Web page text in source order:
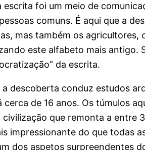
escrita foi um meio de
comuns. É aqui que a
mas também os
este alfabeto mais antigo.
da escrita.
a descoberta conduz estudos
cerca de 16 anos. Os túmulos
civilização que remonta a entre
impressionante do que todas
dos aspetos surpreendentes